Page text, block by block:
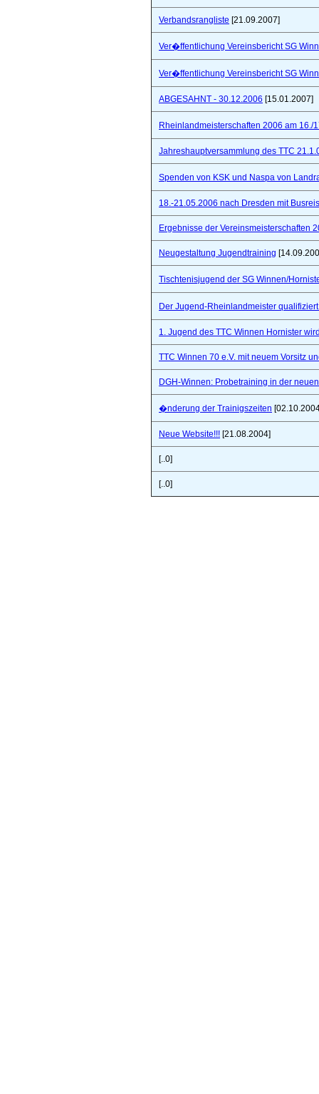
Verbandsrangliste [21.09.2007]
Ver�ffentlichung Vereinsbericht SG
Ver�ffentlichung Vereinsbericht SG
ABGESAHNT - 30.12.2006 [15.01.2007]
Rheinlandmeisterschaften 2006 am
Jahreshauptversammlung des TTC
Spenden von KSK und Naspa von
18.-21.05.2006 nach Dresden mit
Ergebnisse der Vereinsmeisterschaften
Neugestaltung Jugendtraining
Tischtenisjugend der SG Winnen/
Der Jugend-Rheinlandmeister
1. Jugend des TTC Winnen Hornister
TTC Winnen 70 e.V. mit neuem Vorsitz
DGH-Winnen: Probetraining in der
�nderung der Trainigszeiten
Neue Website!!! [21.08.2004]
[..0]
[..0]